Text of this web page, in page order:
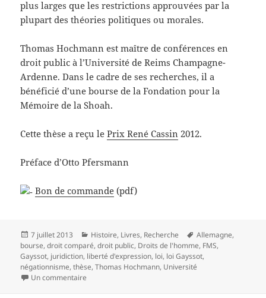
plus larges que les restrictions approuvées par la
plupart des théories politiques ou morales.
Thomas Hochmann est maître de conférences en
droit public à l’Université de Reims Champagne-
Ardenne. Dans le cadre de ses recherches, il a
bénéficié d’une bourse de la Fondation pour la
Mémoire de la Shoah.
Cette thèse a reçu lePrix René Cassin 2012.
Préface d’Otto Pfersmann
Bon de commande (pdf)
Publié
le
7 juillet 2013 Catégories
Histoire, Livres, Recherche
Mots-
clés
Allemagne,
bourse,droit comparé,droit public, Droits de l'homme, FMS,
Gayssot, juridiction, liberté d'expression, loi, loi Gayssot,
négationnisme,thèse,Thomas Hochmann, Université
Un commentaire